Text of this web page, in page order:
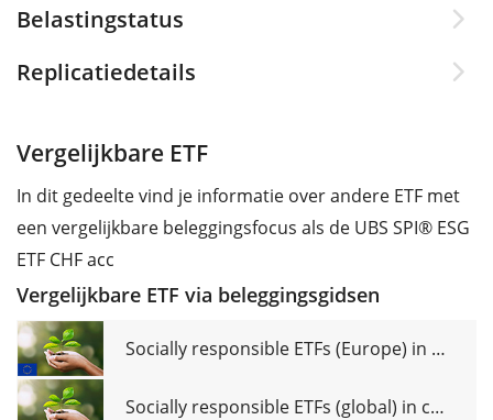
Belastingstatus
Replicatiedetails
Vergelijkbare ETF
In dit gedeelte vind je informatie over andere ETF met
een vergelijkbare beleggingsfocus als de UBS SPI® ESG
ETF CHF acc
Vergelijkbare ETF via beleggingsgidsen
Socially responsible ETFs (Europe) in comparison
Socially responsible ETFs (global) in comparison